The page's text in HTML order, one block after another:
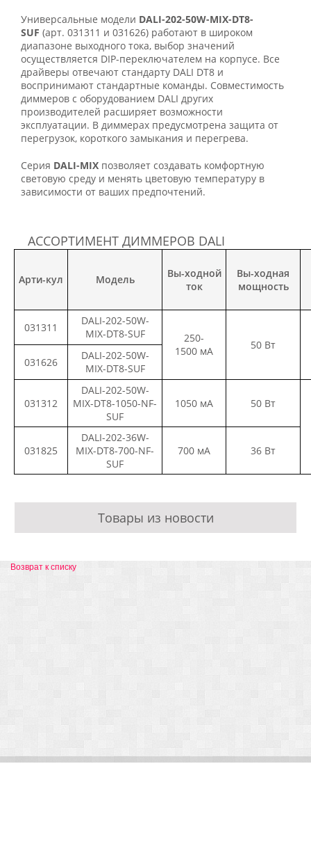
Универсальные модели DALI-202-50W-MIX-DT8-
SUF (арт. 031311 и 031626) работают в широком
диапазоне выходного тока, выбор значений
осуществляется DIP-переключателем на корпусе. Все
драйверы отвечают стандарту DALI DT8 и
воспринимают стандартные команды. Совместимость
диммеров с оборудованием DALI других
производителей расширяет возможности
эксплуатации. В диммерах предусмотрена защита от
перегрузок, короткого замыкания и перегрева.
Серия DALI-MIX позволяет создавать комфортную
световую среду и менять цветовую температуру в
зависимости от ваших предпочтений.
АССОРТИМЕНТ ДИММЕРОВ DALI
Арти-кул Модель
Вы-ходной
ток
Вы-ходная
мощность
031311
DALI-202-50W-
MIX-DT8-SUF
250-
1500 мА
50 Вт
031626
DALI-202-50W-
MIX-DT8-SUF
031312
DALI-202-50W-
MIX-DT8-1050-NF-
SUF
1050 мА 50 Вт
031825
DALI-202-36W-
MIX-DT8-700-NF-
SUF
700 мА 36 Вт
Товары из новости
Возврат к списку